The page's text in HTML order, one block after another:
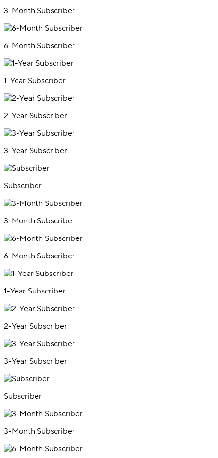
3-Month Subscriber
6-Month Subscriber
1-Year Subscriber
2-Year Subscriber
3-Year Subscriber
Subscriber
3-Month Subscriber
6-Month Subscriber
1-Year Subscriber
2-Year Subscriber
3-Year Subscriber
Subscriber
3-Month Subscriber